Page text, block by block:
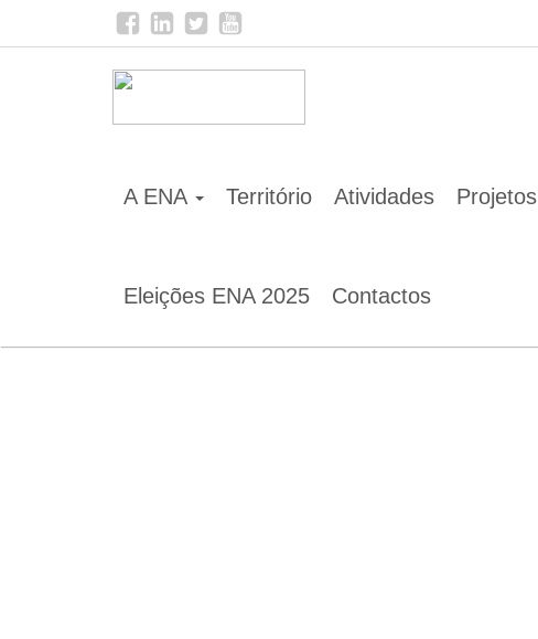
A ENA Território Atividades Projetos
Eleições ENA 2025 Contactos
Home